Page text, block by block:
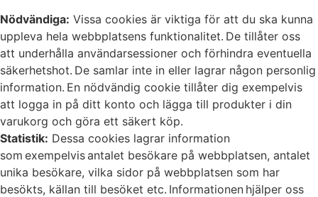
Nödvändiga: Vissa cookies är viktiga för att du ska kunna
uppleva hela webbplatsens funktionalitet. De tillåter oss
att underhålla användarsessioner och förhindra eventuella
säkerhetshot. De samlar inte in eller lagrar någon personlig
information. En nödvändig cookie tillåter dig exempelvis
att logga in på ditt konto och lägga till produkter i din
varukorg och göra ett säkert köp.
Statistik: Dessa cookies lagrar information
som exempelvis antalet besökare på webbplatsen, antalet
unika besökare, vilka sidor på webbplatsen som har
besökts, källan till besöket etc. Informationen hjälper oss